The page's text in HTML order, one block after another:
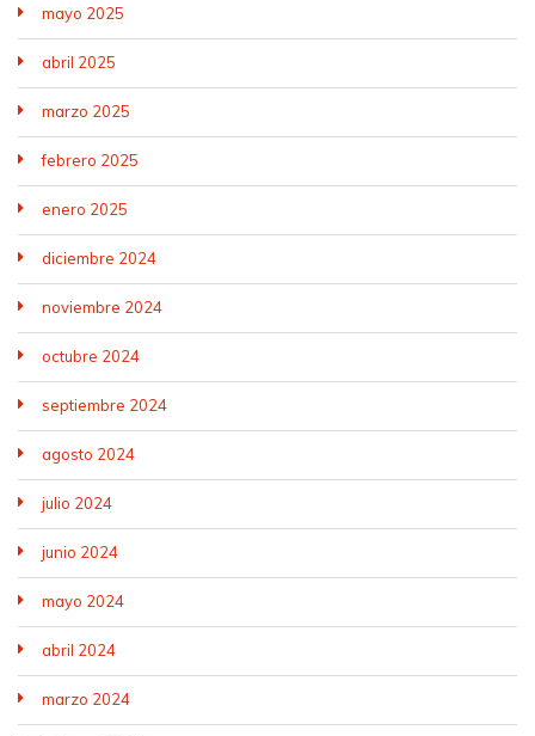
mayo 2025
abril 2025
marzo 2025
febrero 2025
enero 2025
diciembre 2024
noviembre 2024
octubre 2024
septiembre 2024
agosto 2024
julio 2024
junio 2024
mayo 2024
abril 2024
marzo 2024